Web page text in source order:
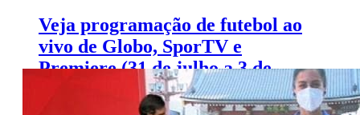
Veja programação de futebol ao
vivo de Globo, SporTV e
Premiere (31 de julho a 3 de